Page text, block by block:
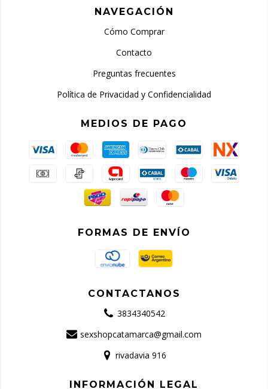
NAVEGACIÓN
Cómo Comprar
Contacto
Preguntas frecuentes
Política de Privacidad y Confidencialidad
MEDIOS DE PAGO
FORMAS DE ENVÍO
CONTACTANOS
3834340542
sexshopcatamarca@gmail.com
rivadavia 916
INFORMACIÓN LEGAL